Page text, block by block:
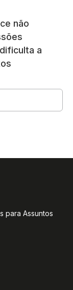
não
a
para Assuntos